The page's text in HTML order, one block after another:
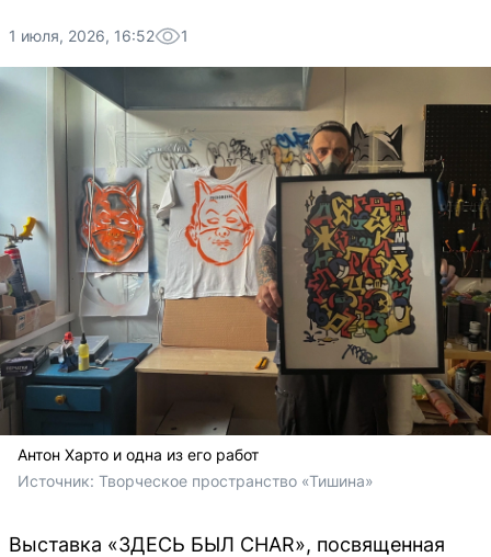
1 июля, 2026, 16:52 1
Антон Харто и одна из его работ
Источник: Творческое пространство «Тишина»
Выставка «ЗДЕСЬ БЫЛ CHAR», посвященная